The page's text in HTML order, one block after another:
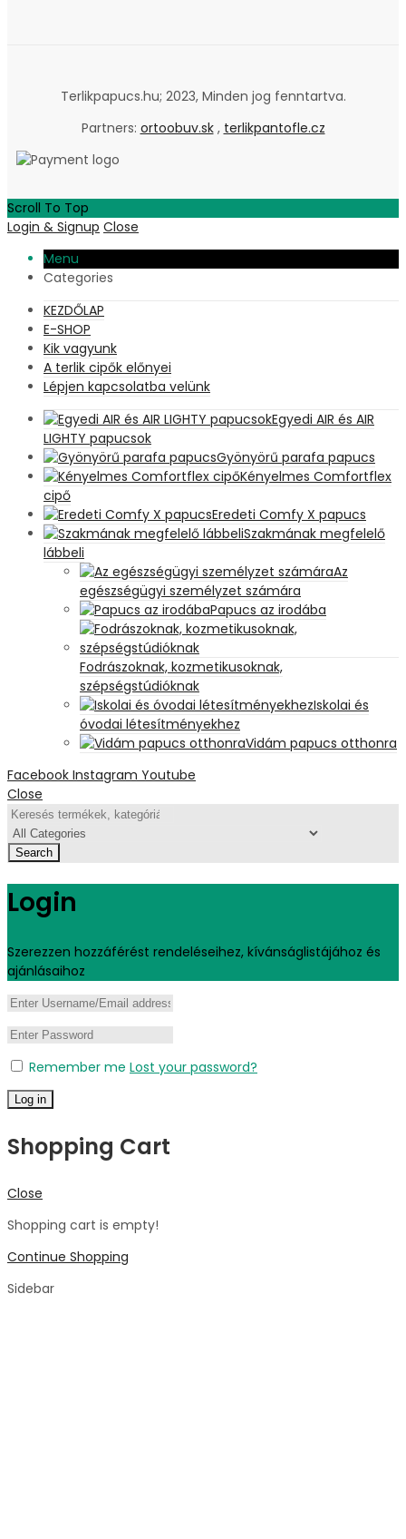
Terlikpapucs.hu; 2023, Minden jog fenntartva.
Partners: ortoobuv.sk, terlikpantofle.cz
Scroll To Top
Login & Signup Close
Menu
Categories
KEZDŐLAP
E-SHOP
Kik vagyunk
A terlik cipők előnyei
Lépjen kapcsolatba velünk
Egyedi AIR és AIR
LIGHTY papucsok
Gyönyörű parafa papucs
Kényelmes Comfortflex
cipő
Eredeti Comfy X papucs
Szakmának megfelelő
lábbeli
Az
egészségügyi személyzet számára
Papucs az irodába
Fodrászoknak, kozmetikusoknak,
szépségstúdióknak
Iskolai és
óvodai létesítményekhez
Vidám papucs otthonra
Facebook Instagram Youtube
Close
Search
Login
Szerezzen hozzáférést rendeléseihez, kívánságlistájához és
ajánlásaihoz
Remember me Lost your password?
Log in
Shopping Cart
Close
Shopping cart is empty!
Continue Shopping
Sidebar